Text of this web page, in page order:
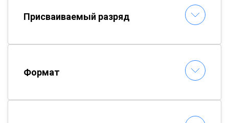
Присваиваемый разряд
Формат